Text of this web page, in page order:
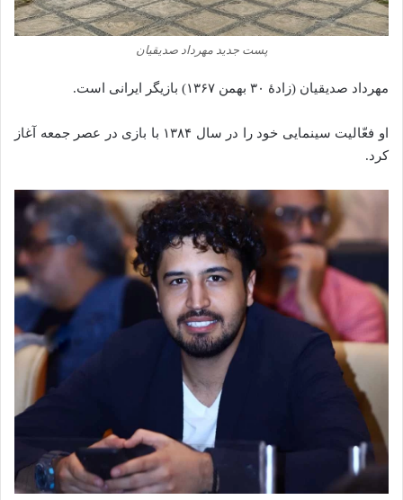
پست جدید مهرداد صدیقیان
مهرداد صدیقیان (زادهٔ ۳۰ بهمن ۱۳۶۷) بازیگر ایرانی است.
او فعّالیت سینمایی خود را در سال ۱۳۸۴ با بازی در عصر جمعه آغاز
کرد.